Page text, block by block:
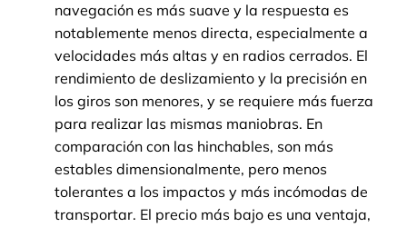
navegación es más suave y la respuesta es
notablemente menos directa, especialmente a
velocidades más altas y en radios cerrados. El
rendimiento de deslizamiento y la precisión en
los giros son menores, y se requiere más fuerza
para realizar las mismas maniobras. En
comparación con las hinchables, son más
estables dimensionalmente, pero menos
tolerantes a los impactos y más incómodas de
transportar. El precio más bajo es una ventaja,